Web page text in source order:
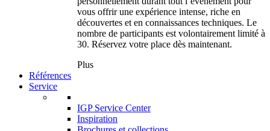
vous offrir une expérience intense, riche en
découvertes et en connaissances techniques. Le
nombre de participants est volontairement limité à
30. Réservez votre place dès maintenant.
Plus
Références
Service
IGP Service Center
Inspiration